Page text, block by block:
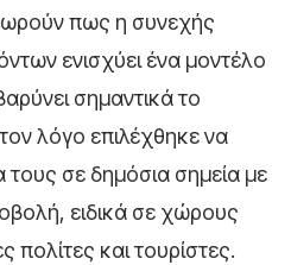
πως η συνεχής
ενισχύει ένα μοντέλο
σημαντικά το
λόγο επιλέχθηκε να
τους σε δημόσια σημεία με
ειδικά σε χώρους
πολίτες και τουρίστες.